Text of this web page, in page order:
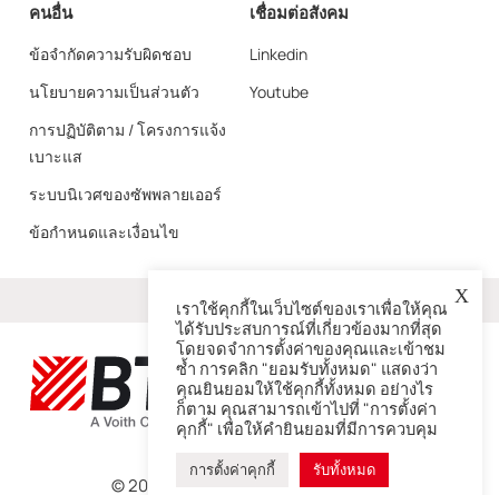
คนอื่น
ข้อจำกัดความรับผิดชอบ
นโยบายความเป็นส่วนตัว
การปฏิบัติตาม / โครงการแจ้ง
เบาะแส
ระบบนิเวศของซัพพลายเออร์
ข้อกำหนดและเงื่อนไข
เชื่อมต่อสังคม
Linkedin
Youtube
มากกว่า
© 2026 – BTG เป็นบริษัทในเครือ Voith
X
เราใช้คุกกี้ในเว็บไซต์ของเราเพื่อให้คุณ
ได้รับประสบการณ์ที่เกี่ยวข้องมากที่สุด
โดยจดจำการตั้งค่าของคุณและเข้าชม
ซ้ำ การคลิก "ยอมรับทั้งหมด" แสดงว่า
คุณยินยอมให้ใช้คุกกี้ทั้งหมด อย่างไร
ก็ตาม คุณสามารถเข้าไปที่ "การตั้งค่า
คุกกี้" เพื่อให้คำยินยอมที่มีการควบคุม
การตั้งค่าคุกกี้ รับทั้งหมด